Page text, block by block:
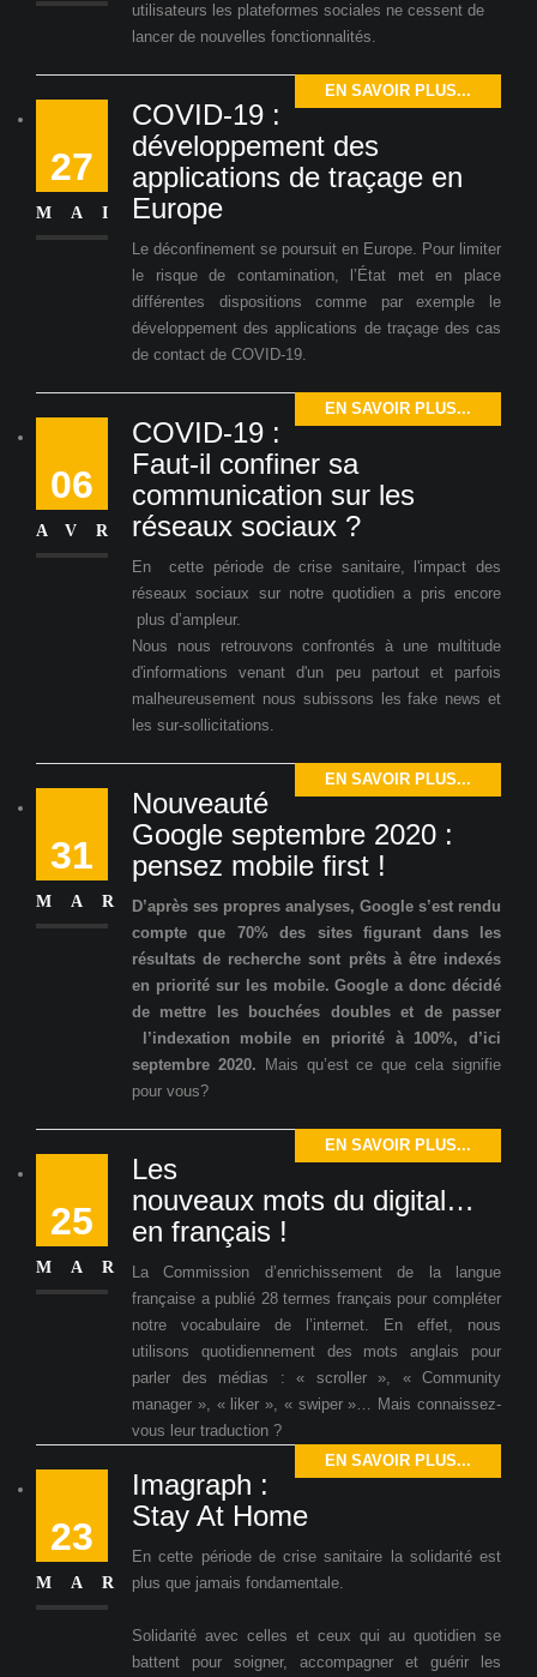
utilisateurs les plateformes sociales ne cessent de
lancer de nouvelles fonctionnalités.
EN SAVOIR PLUS...
27
MAI
COVID-19 :
développement des
applications de traçage en
Europe
Le déconfinement se poursuit en Europe. Pour limiter
le risque de contamination, l’État met en place
différentes dispositions comme par exemple le
développement des applications de traçage des cas
de contact de COVID-19.
EN SAVOIR PLUS...
06
AVR
COVID-19 :
Faut-il confiner sa
communication sur les
réseaux sociaux ?
En cette période de crise sanitaire, l'impact des
réseaux sociaux sur notre quotidien a pris encore
plus d’ampleur.
Nous nous retrouvons confrontés à une multitude
d'informations venant d'un peu partout et parfois
malheureusement nous subissons les fake news et
les sur-sollicitations.
EN SAVOIR PLUS...
31
MAR
Nouveauté
Google septembre 2020 :
pensez mobile first !
D’après ses propres analyses, Google s’est rendu
compte que 70% des sites figurant dans les
résultats de recherche sont prêts à être indexés
en priorité sur les mobile. Google a donc décidé
de mettre les bouchées doubles et de passer
l’indexation mobile en priorité à 100%, d’ici
septembre 2020. Mais qu’est ce que cela signifie
pour vous?
EN SAVOIR PLUS...
25
MAR
Les
nouveaux mots du digital…
en français !
La Commission d’enrichissement de la langue
française a publié 28 termes français pour compléter
notre vocabulaire de l’internet. En effet, nous
utilisons quotidiennement des mots anglais pour
parler des médias : « scroller », « Community
manager », « liker », « swiper »… Mais connaissez-
vous leur traduction ?
EN SAVOIR PLUS...
23
MAR
Imagraph :
Stay At Home
En cette période de crise sanitaire la solidarité est
plus que jamais fondamentale.
Solidarité avec celles et ceux qui au quotidien se
battent pour soigner, accompagner et guérir les